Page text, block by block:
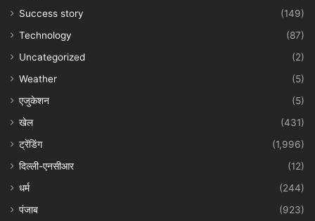
Success story
(149)
Technology
(87)
Uncategorized
(2)
Weather
(5)
एजुकेशन
(5)
खेल
(431)
ट्रेंडिंग
(1,996)
दिल्ली-एनसीआर
(12)
धर्म
(244)
पंजाब
(923)